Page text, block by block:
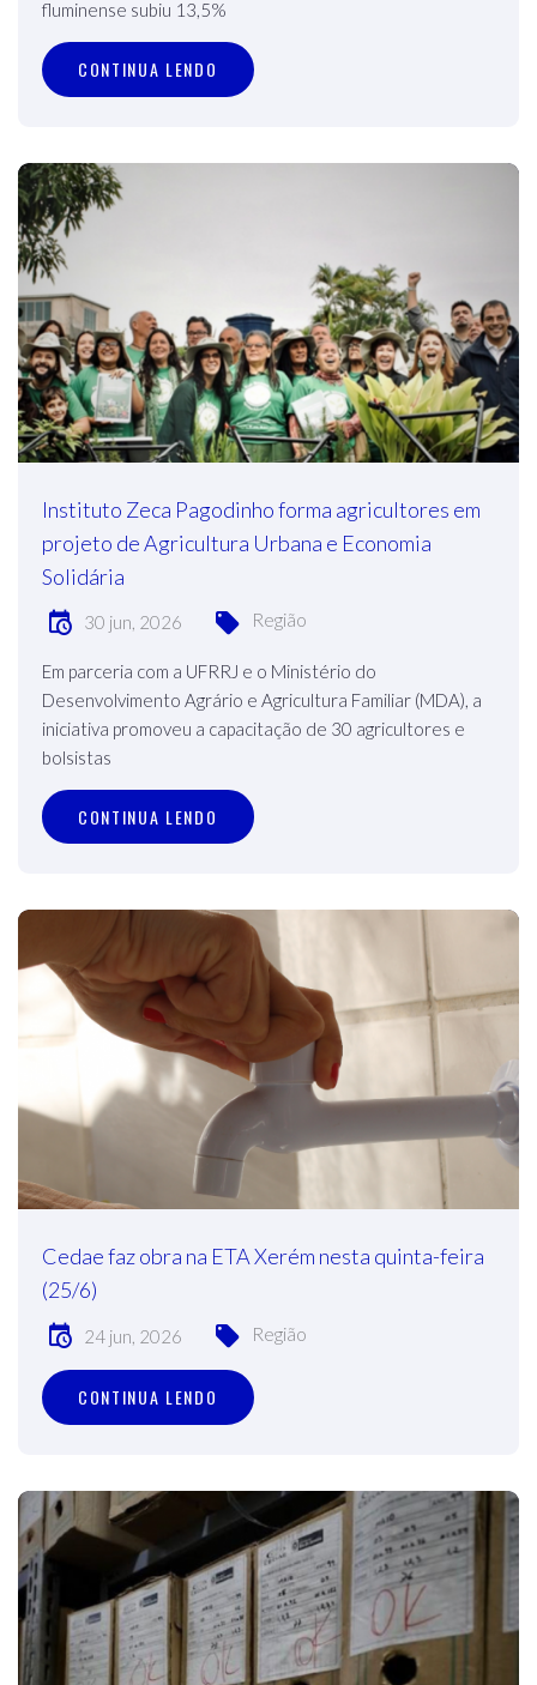
fluminense subiu 13,5%
CONTINUA LENDO
Instituto Zeca Pagodinho forma agricultores em
projeto de Agricultura Urbana e Economia
Solidária
30 jun, 2026 Região
Em parceria com a UFRRJ e o Ministério do
Desenvolvimento Agrário e Agricultura Familiar (MDA), a
iniciativa promoveu a capacitação de 30 agricultores e
bolsistas
CONTINUA LENDO
Cedae faz obra na ETA Xerém nesta quinta-feira
(25/6)
24 jun, 2026 Região
CONTINUA LENDO